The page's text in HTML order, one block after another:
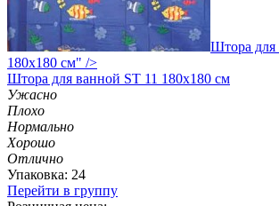
Штора для
180х180 см" />
Штора для ванной ST 11 180х180 см
Ужасно
Плохо
Нормально
Хорошо
Отлично
Упаковка: 24
Перейти в группу